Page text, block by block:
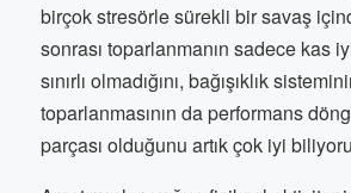
birçok stresörle sürekli bir savaş
sonrası toparlanmanın sadece kas
sınırlı olmadığını, bağışıklık
toparlanmasının da performans
parçası olduğunu artık çok iyi